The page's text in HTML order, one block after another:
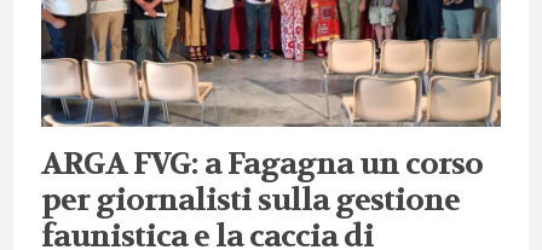
ARGA FVG: a Fagagna un corso
per giornalisti sulla gestione
faunistica e la caccia di